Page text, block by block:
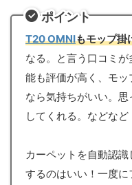
ポイント
T20 OMNIもモップ掛
なる。と言う口コミ
能も評価が高く、モ
なら気持ちがいい。
してくれる。などなど
カーペットを自動認
するのはいい！一度